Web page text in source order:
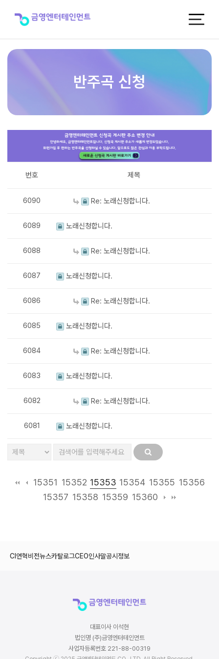
반주곡 신청
번호 제목
6090 Re: 노래신청합니다.
6089 노래신청합니다.
6088 Re: 노래신청합니다.
6087 노래신청합니다.
6086 Re: 노래신청합니다.
6085 노래신청합니다.
6084 Re: 노래신청합니다.
6083 노래신청합니다.
6082 Re: 노래신청합니다.
6081 노래신청합니다.
15351 15352 15353 15354 15355 15356
15357 15358 15359 15360
CI 연혁비전뉴스카탈로그CEO인사말공시정보
대표이사 이석현
법인명 (주)금영엔터테인먼트
사업자등록번호 221-88-00319